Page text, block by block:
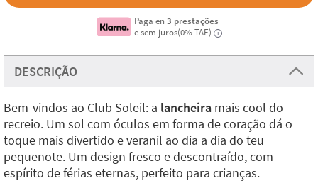
Paga en3 prestações
e sem juros(0% TAE)
i
DESCRIÇÃO
Bem-vindos ao Club Soleil: a lancheira mais cool do
recreio. Um sol com óculos em forma de coração dá o
toque mais divertido e veranil ao dia a dia do teu
pequenote. Um design fresco e descontraído, com
espírito de férias eternas, perfeito para crianças.